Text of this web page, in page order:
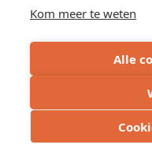
Kom meer te weten
Alle
De Limburgse
18de jaarlijkse
en Embuild Limburg bij
installatiebedrijven.
2027 baren zorgen.